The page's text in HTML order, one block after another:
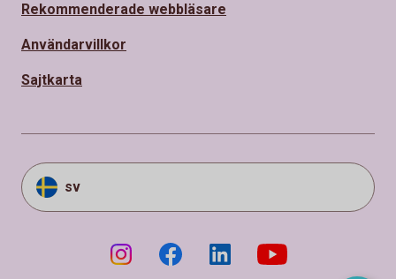
Rekommenderade webbläsare
Användarvillkor
Sajtkarta
sv